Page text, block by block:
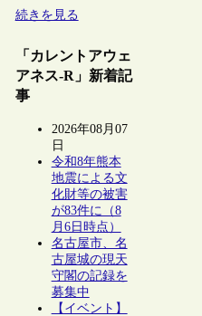
続きを見る
「カレントアウェ
アネス-R」新着記
事
2026年08月07
日
令和8年熊本
地震による文
化財等の被害
が83件に（8
月6日時点）
名古屋市、名
古屋城の現天
守閣の記録を
募集中
【イベント】